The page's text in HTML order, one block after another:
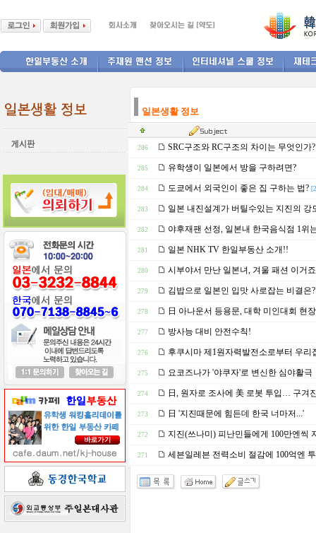
일본생활 정보
286 SRC구조와 RC구조의 차이는 무엇인가?
285 유학생이 일본에서 방을 구하려면?
284 도쿄에서 외국인이 좋은 집 구하는 법?
283 일본 내진설계가 버틸수있는 지진의 강
282 야후재팬 선정, 일본내 한국음식점 1위
281 일본 NHK TV 한일부동산 소개!!
280 시부야서 만난 일본녀, 겨울 패션 이거
279 김밥으로 일본인 입맛 사로잡는 비결은?
278 日 아나운서 등용문, 대학 미인대회 현장
277 방사능 대비 안전수칙!
276 후쿠시마 제1원자력발전소로부터 우리
275 요코즈나가 '야쿠자'로 변신한 심야활극
274 日, 원자로 조사에 美 로봇 투입… 구겨
273 日 '지진때문에 힘든데 한국 너마저...'
272 지진(쓰나미) 피난민들에게 100만엔씩
271 세븐일레븐 전력소비 절감에 100억엔